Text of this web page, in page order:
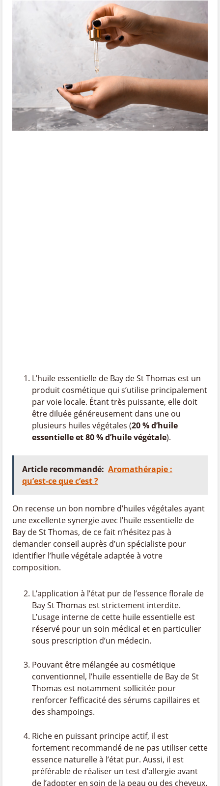
L’huile essentielle de Bay de St Thomas est un
produit cosmétique qui s’utilise principalement
par voie locale. Étant très puissante, elle doit
être diluée généreusement dans une ou
plusieurs huiles végétales (20 % d’huile
essentielle et 80 % d’huile végétale).
Article recommandé: Aromathérapie :
qu’est-ce que c’est ?
On recense un bon nombre d’huiles végétales ayant
une excellente synergie avec l’huile essentielle de
Bay de St Thomas, de ce fait n’hésitez pas à
demander conseil auprès d’un spécialiste pour
identifier l’huile végétale adaptée à votre
composition.
L’application à l’état pur de l’essence florale de
Bay St Thomas est strictement interdite.
L’usage interne de cette huile essentielle est
réservé pour un soin médical et en particulier
sous prescription d’un médecin.
Pouvant être mélangée au cosmétique
conventionnel, l’huile essentielle de Bay de St
Thomas est notamment sollicitée pour
renforcer l’efficacité des sérums capillaires et
des shampoings.
Riche en puissant principe actif, il est
fortement recommandé de ne pas utiliser cette
essence naturelle à l’état pur. Aussi, il est
préférable de réaliser un test d’allergie avant
de l’adopter en soin de la peau ou des cheveux.